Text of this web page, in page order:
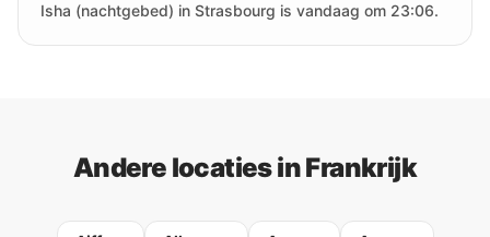
Isha (nachtgebed) in Strasbourg is vandaag om 23:06.
Andere locaties in Frankrijk